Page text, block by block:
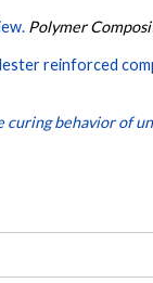
Polymer
reinforced
curing behavior of